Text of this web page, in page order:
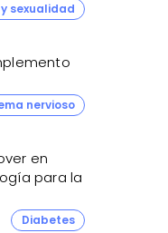
sexualidad
nervioso
en
para la
Diabetes